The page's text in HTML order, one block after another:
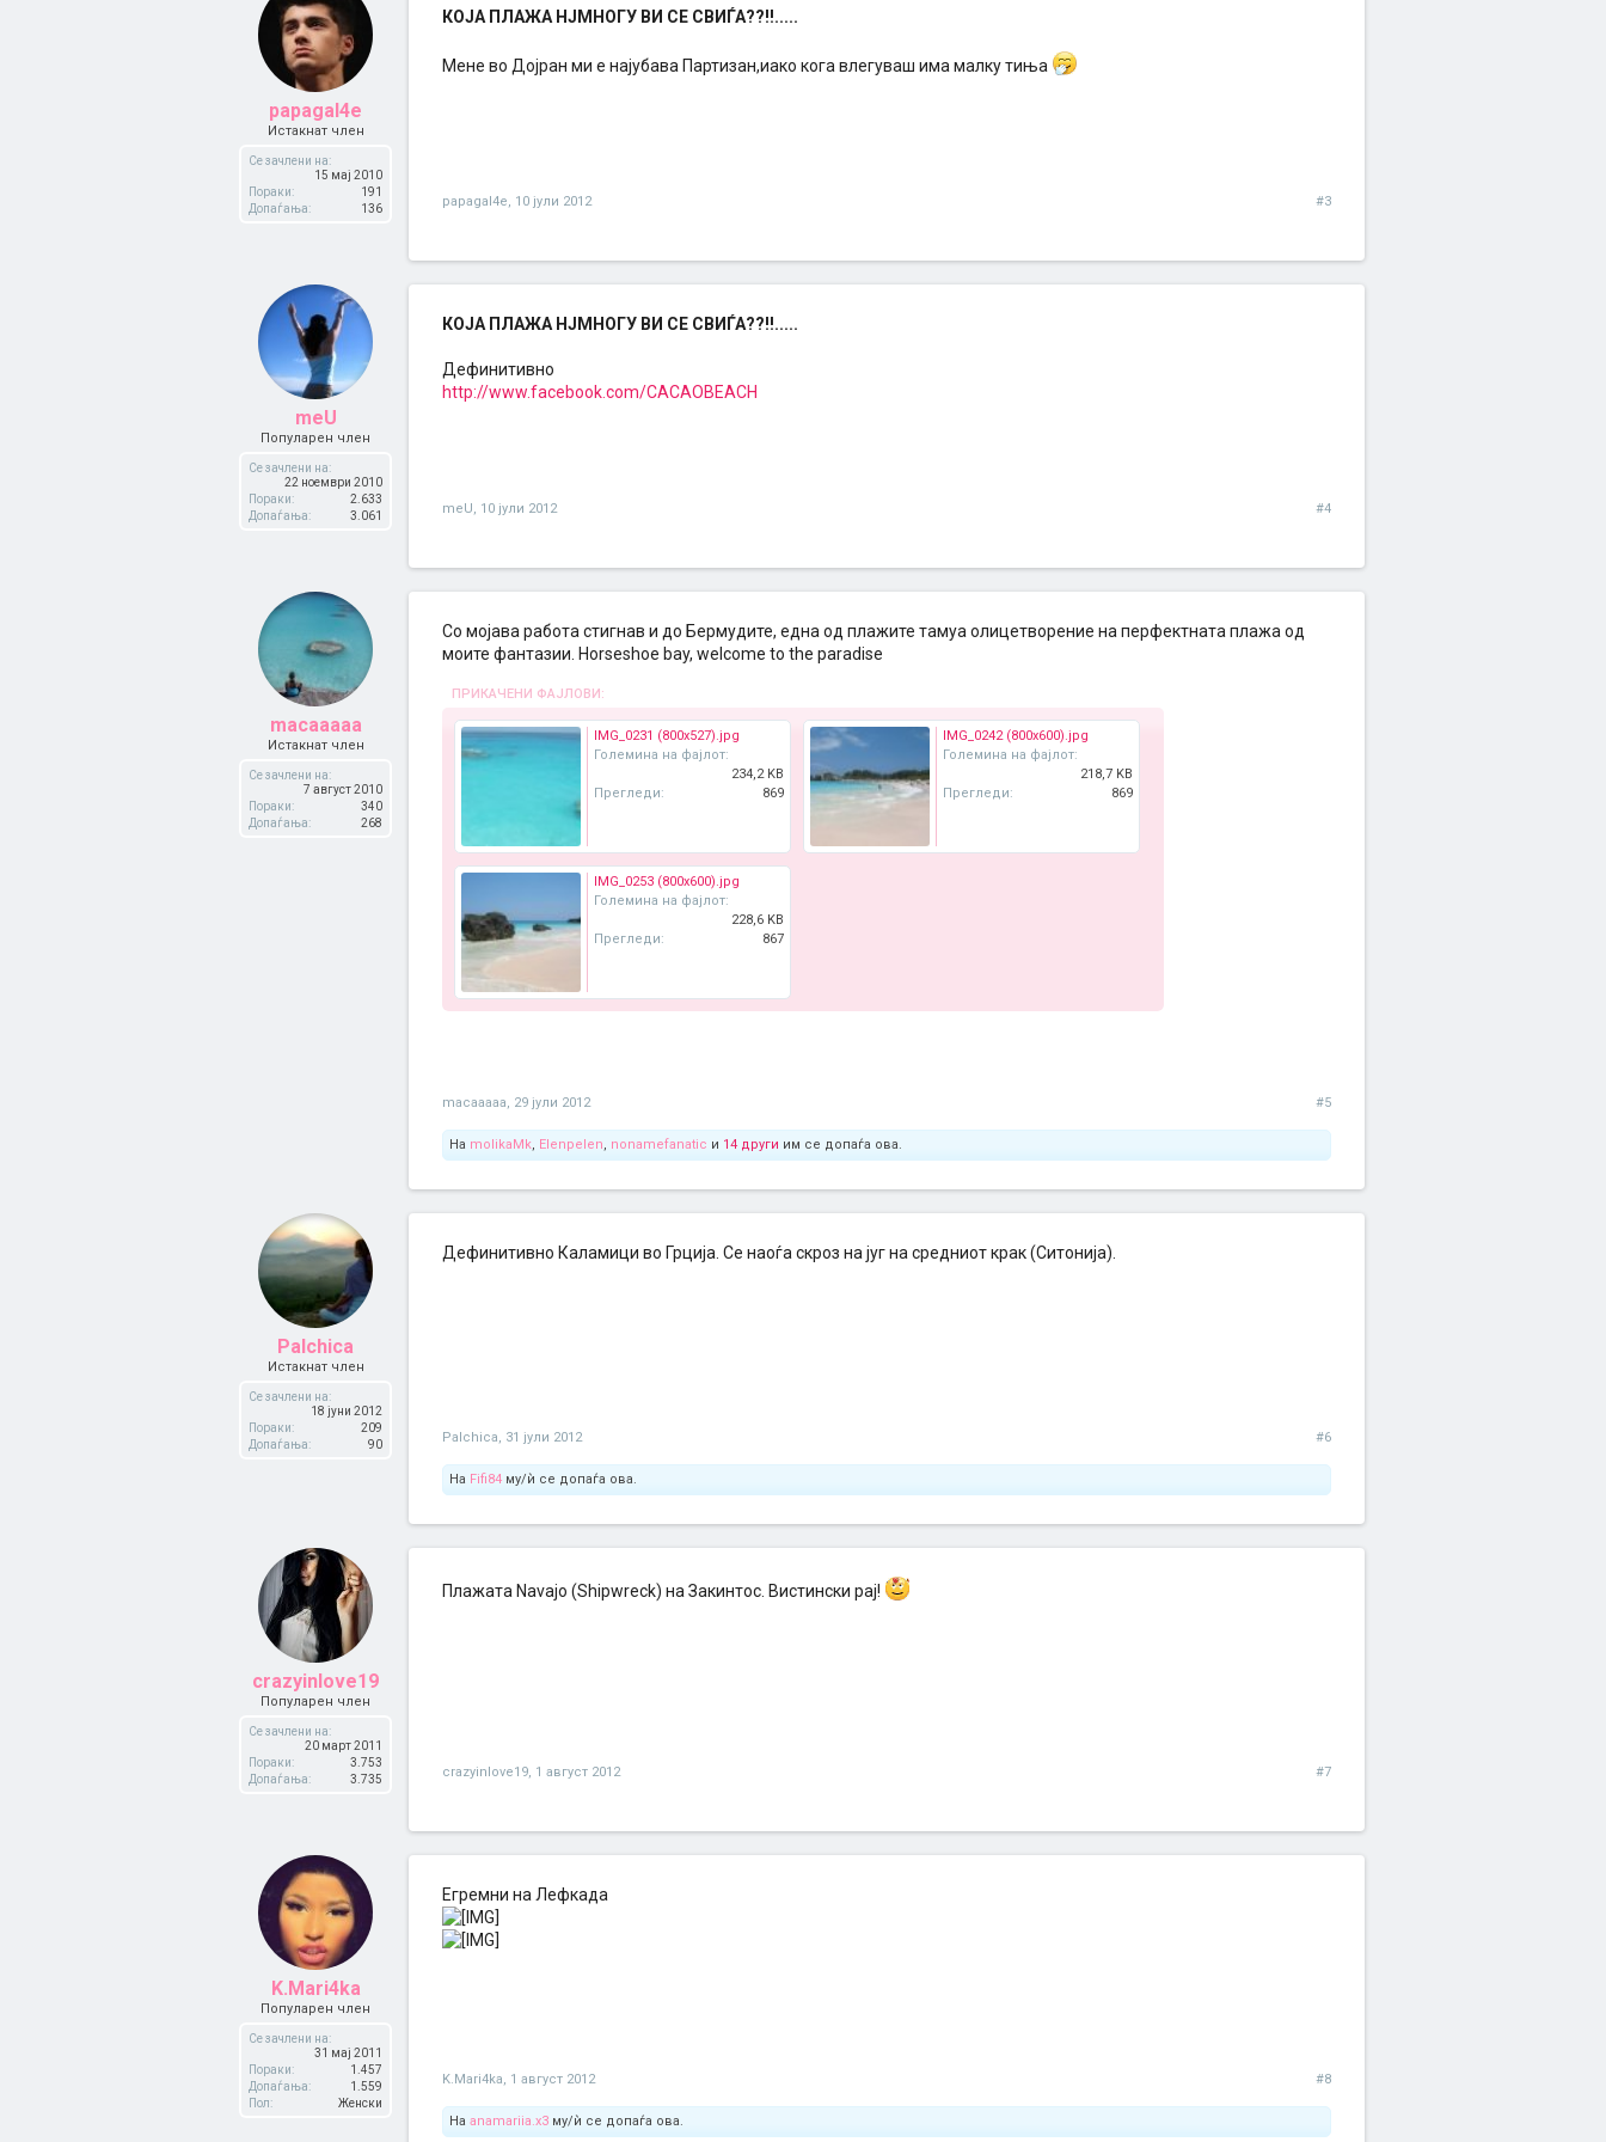
papagal4e
Истакнат член
Се зачлени на:
15 мај 2010
Пораки:
191
Допаѓања:
136
КОЈА ПЛАЖА НЈМНОГУ ВИ СЕ СВИЃА??!!.....
Мене во Дојран ми е најубава Партизан,иако кога влегуваш има малку тиња
papagal4e, 10 јули 2012 #3
meU
Популарен член
Се зачлени на:
22 ноември 2010
Пораки:
2.633
Допаѓања:
3.061
КОЈА ПЛАЖА НЈМНОГУ ВИ СЕ СВИЃА??!!.....
Дефинитивно
http://www.facebook.com/CACAOBEACH
meU, 10 јули 2012 #4
macaaaaa
Истакнат член
Се зачлени на:
7 август 2010
Пораки:
340
Допаѓања:
268
Со мојава работа стигнав и до Бермудите, една од плажите тамуа олицетворение на перфектната плажа од
моите фантазии. Horseshoe bay, welcome to the paradise
ПРИКАЧЕНИ ФАЈЛОВИ:
IMG_0231 (800x527).jpg
Големина на фајлот:
234,2 KB
Прегледи:
869
IMG_0242 (800x600).jpg
Големина на фајлот:
218,7 KB
Прегледи:
869
IMG_0253 (800x600).jpg
Големина на фајлот:
228,6 KB
Прегледи:
867
macaaaaa, 29 јули 2012 #5
На molikaMk, Elenpelen, nonamefanatic и 14 други им се допаѓа ова.
Palchica
Истакнат член
Се зачлени на:
18 јуни 2012
Пораки:
209
Допаѓања:
90
Дефинитивно Каламици во Грција. Се наоѓа скроз на југ на средниот крак (Ситонија).
Palchica, 31 јули 2012 #6
На Fifi84 му/ѝ се допаѓа ова.
crazyinlove19
Популарен член
Се зачлени на:
20 март 2011
Пораки:
3.753
Допаѓања:
3.735
Плажата Navajo (Shipwreck) на Закинтос. Вистински рај!
crazyinlove19, 1 август 2012 #7
K.Mari4ka
Популарен член
Се зачлени на:
31 мај 2011
Пораки:
1.457
Допаѓања:
1.559
Пол:
Женски
Егремни на Лефкада
K.Mari4ka, 1 август 2012 #8
На anamariia.x3 му/ѝ се допаѓа ова.